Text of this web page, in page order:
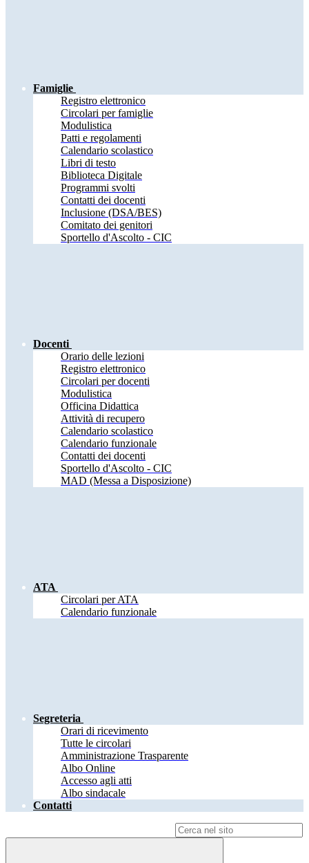
Famiglie
Registro elettronico
Circolari per famiglie
Modulistica
Patti e regolamenti
Calendario scolastico
Libri di testo
Biblioteca Digitale
Programmi svolti
Contatti dei docenti
Inclusione (DSA/BES)
Comitato dei genitori
Sportello d'Ascolto - CIC
Docenti
Orario delle lezioni
Registro elettronico
Circolari per docenti
Modulistica
Officina Didattica
Attività di recupero
Calendario scolastico
Calendario funzionale
Contatti dei docenti
Sportello d'Ascolto - CIC
MAD (Messa a Disposizione)
ATA
Circolari per ATA
Calendario funzionale
Segreteria
Orari di ricevimento
Tutte le circolari
Amministrazione Trasparente
Albo Online
Accesso agli atti
Albo sindacale
Contatti